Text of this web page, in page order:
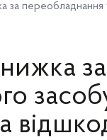
за